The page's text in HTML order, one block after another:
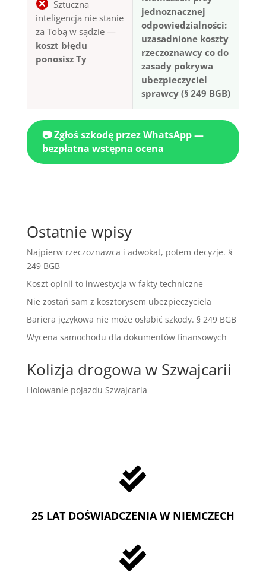
Sztuczna
inteligencja nie stanie
za Tobą w sądzie —
koszt błędu
ponosisz Ty
jednoznacznej
odpowiedzialności:
uzasadnione koszty
rzeczoznawcy co do
zasady pokrywa
ubezpieczyciel
sprawcy (§ 249 BGB)
📷 Zgłoś szkodę przez WhatsApp —
bezpłatna wstępna ocena
Ostatnie wpisy
Najpierw rzeczoznawca i adwokat, potem decyzje. §
249 BGB
Koszt opinii to inwestycja w fakty techniczne
Nie zostań sam z kosztorysem ubezpieczyciela
Bariera językowa nie może osłabić szkody. § 249 BGB
Wycena samochodu dla dokumentów finansowych
Kolizja drogowa w Szwajcarii
Holowanie pojazdu Szwajcaria

25 LAT DOŚWIADCZENIA W NIEMCZECH
